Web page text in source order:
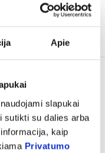
Apie
slapukai
sutikti su dalies arba
kaip
Privatumo